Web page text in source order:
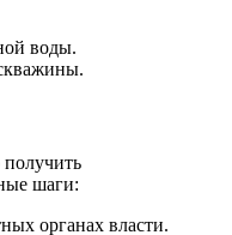
воды.
шаги:
органах власти.